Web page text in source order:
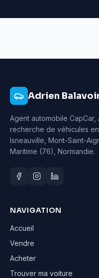
Adrien
Agent automobile CapCar,
recherche de véhicules
Isneauville, Mont-Saint-
Maritime (76), Normandie.
NAVIGATION
Accueil
Vendre
Acheter
Trouver ma voiture